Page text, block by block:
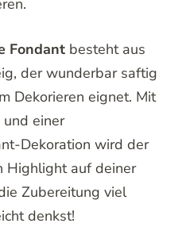
Fondant besteht aus
der wunderbar saftig
Dekorieren eignet. Mit
einer
Dekoration wird der
Highlight auf deiner
Zubereitung viel
denkst!